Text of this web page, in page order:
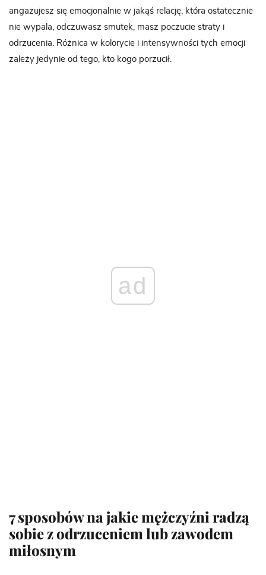
angażujesz się emocjonalnie w jakąś relację, która ostatecznie
nie wypala, odczuwasz smutek, masz poczucie straty i
odrzucenia. Różnica w kolorycie i intensywności tych emocji
zależy jedynie od tego, kto kogo porzucił.
ad
7 sposobów na jakie mężczyźni radzą
sobie z odrzuceniem lub zawodem
miłosnym